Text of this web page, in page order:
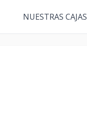
NUESTRAS CAJAS